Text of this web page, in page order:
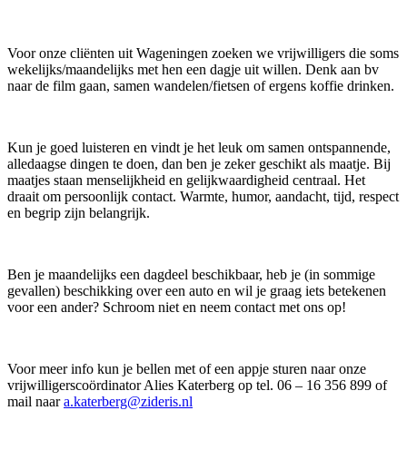
Voor onze cliënten uit Wageningen zoeken we vrijwilligers die soms
wekelijks/maandelijks met hen een dagje uit willen. Denk aan bv
naar de film gaan, samen wandelen/fietsen of ergens koffie drinken.
Kun je goed luisteren en vindt je het leuk om samen ontspannende,
alledaagse dingen te doen, dan ben je zeker geschikt als maatje. Bij
maatjes staan menselijkheid en gelijkwaardigheid centraal. Het
draait om persoonlijk contact. Warmte, humor, aandacht, tijd, respect
en begrip zijn belangrijk.
Ben je maandelijks een dagdeel beschikbaar, heb je (in sommige
gevallen) beschikking over een auto en wil je graag iets betekenen
voor een ander? Schroom niet en neem contact met ons op!
Voor meer info kun je bellen met of een appje sturen naar onze
vrijwilligerscoördinator Alies Katerberg op tel. 06 – 16 356 899 of
mail naara.katerberg@zideris.nl